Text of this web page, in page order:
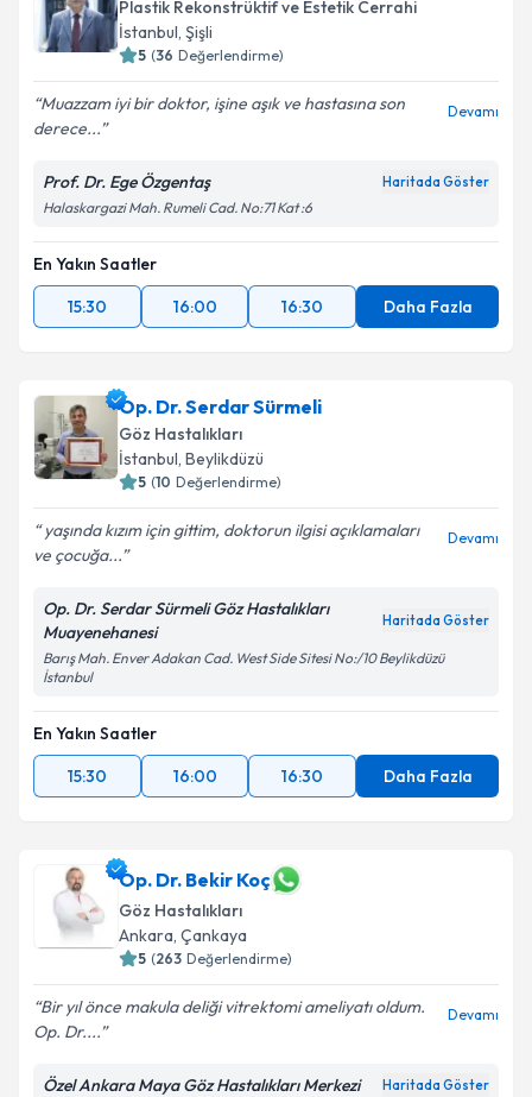
Plastik Rekonstrüktif ve Estetik Cerrahi
İstanbul, Şişli
5 (36 Değerlendirme)
Muazzam iyi bir doktor, işine aşık ve hastasına son
derece...
Devamı
Prof. Dr. Ege Özgentaş Haritada Göster
Halaskargazi Mah. Rumeli Cad. No:71 Kat :6
En Yakın Saatler
15:30
16:00 16:30 Daha Fazla
Op. Dr. Serdar Sürmeli
Göz Hastalıkları
İstanbul, Beylikdüzü
5 (10 Değerlendirme)
yaşında kızım için gittim, doktorun ilgisi açıklamaları
ve çocuğa...
Devamı
Op. Dr. Serdar Sürmeli Göz Hastalıkları
Muayenehanesi
Haritada Göster
Barış Mah. Enver Adakan Cad. West Side Sitesi No:/10 Beylikdüzü
İstanbul
En Yakın Saatler
15:30
16:00 16:30 Daha Fazla
Op. Dr. Bekir Koç
Göz Hastalıkları
Ankara, Çankaya
5 (263 Değerlendirme)
Bir yıl önce makula deliği vitrektomi ameliyatı oldum.
Op. Dr....
Devamı
Özel Ankara Maya Göz Hastalıkları Merkezi Haritada Göster